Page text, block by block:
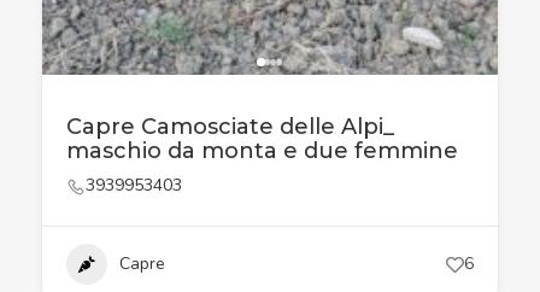
Capre Camosciate delle Alpi_
maschio da monta e due femmine
3939953403
Capre 6